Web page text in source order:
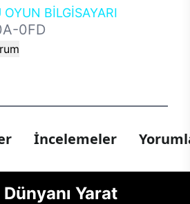
BİLGİSAYARI
0FD
İncelemeler
Yarat